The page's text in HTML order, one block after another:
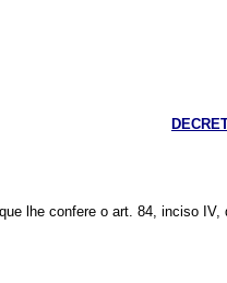
lhe confere o art. 84, inciso